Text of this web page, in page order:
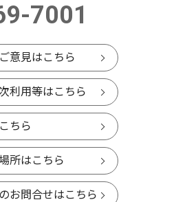
7001
意見はこちら
利用等はこちら
ちら
所はこちら
お問合せはこちら